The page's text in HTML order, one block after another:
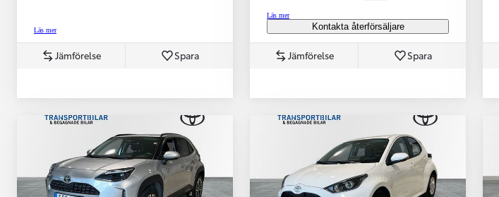
Läs mer
Jämförelse Spara
Läs mer
Kontakta återförsäljare
Jämförelse Spara